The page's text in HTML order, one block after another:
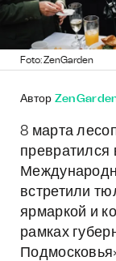
Foto: ZenGarden
Автор
8 марта
встретили
ярмаркой и
рамках